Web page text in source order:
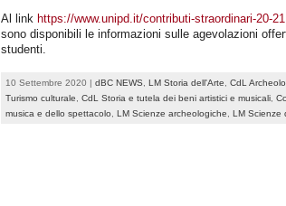
Al link https://www.unipd.it/contributi-straordinari-20-21
sono disponibili le informazioni sulle agevolazioni
studenti.
10 Settembre 2020 | dBC NEWS LM Storia dell'Arte CdL
Turismo culturale
CdL Storia e tutela dei beni artistici e musicali
musica e dello spettacolo
LM Scienze archeologiche LM Scienze